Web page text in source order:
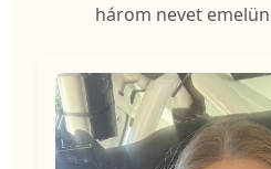
három nevet